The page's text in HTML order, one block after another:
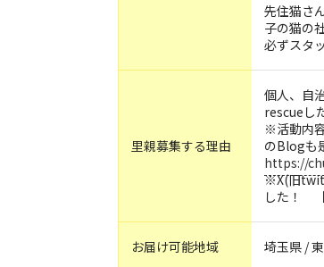
先住猫さ
子の猫の
必ずスタ
里親募集する理由
個人、自
rescueし
※活動内
のBlogも
https://
※X(旧
した！
お届け可能地域 埼玉県 /